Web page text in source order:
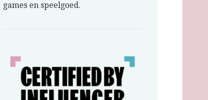
games en speelgoed.